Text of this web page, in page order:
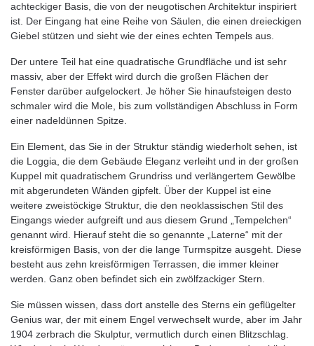
achteckiger Basis, die von der neugotischen Architektur inspiriert
ist. Der Eingang hat eine Reihe von Säulen, die einen dreieckigen
Giebel stützen und sieht wie der eines echten Tempels aus.
Der untere Teil hat eine quadratische Grundfläche und ist sehr
massiv, aber der Effekt wird durch die großen Flächen der
Fenster darüber aufgelockert. Je höher Sie hinaufsteigen desto
schmaler wird die Mole, bis zum vollständigen Abschluss in Form
einer nadeldünnen Spitze.
Ein Element, das Sie in der Struktur ständig wiederholt sehen, ist
die Loggia, die dem Gebäude Eleganz verleiht und in der großen
Kuppel mit quadratischem Grundriss und verlängertem Gewölbe
mit abgerundeten Wänden gipfelt. Über der Kuppel ist eine
weitere zweistöckige Struktur, die den neoklassischen Stil des
Eingangs wieder aufgreift und aus diesem Grund „Tempelchen“
genannt wird. Hierauf steht die so genannte „Laterne“ mit der
kreisförmigen Basis, von der die lange Turmspitze ausgeht. Diese
besteht aus zehn kreisförmigen Terrassen, die immer kleiner
werden. Ganz oben befindet sich ein zwölfzackiger Stern.
Sie müssen wissen, dass dort anstelle des Sterns ein geflügelter
Genius war, der mit einem Engel verwechselt wurde, aber im Jahr
1904 zerbrach die Skulptur, vermutlich durch einen Blitzschlag.